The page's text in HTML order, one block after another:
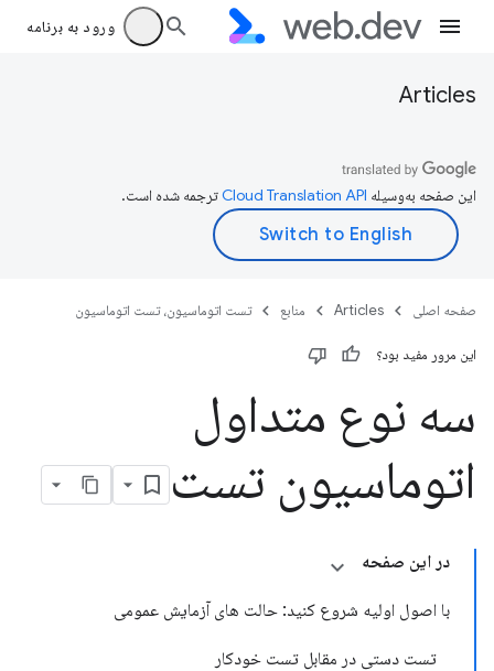
ورود به برنامه
Articles
این صفحه به‌وسیله ترجمه شده است.
صفحه اصلی Articles منابع تست اتوماسیون، تست اتوماسیون
این مرور مفید بود؟
سه نوع متداول
اتوماسیون تست
در این صفحه
با اصول اولیه شروع کنید: حالت های آزمایش عمومی
تست دستی در مقابل تست خودکار